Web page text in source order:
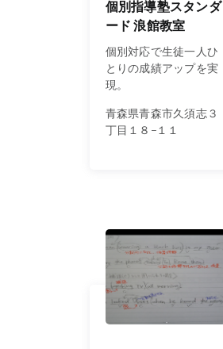
個別指導塾スタンダ
ード 浪館教室
個別対応で生徒一人ひ
とりの成績アップを実
現。
青森県青森市久須志３
丁目１８−１１